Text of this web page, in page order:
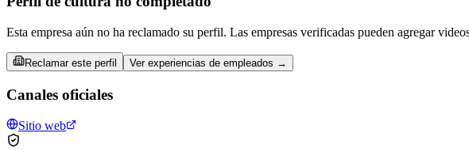
Esta empresa aún no ha reclamado su perfil. Las empresas verificadas pueden agregar
Reclamar este perfil Ver experiencias de empleados →
Canales oficiales
Sitio web